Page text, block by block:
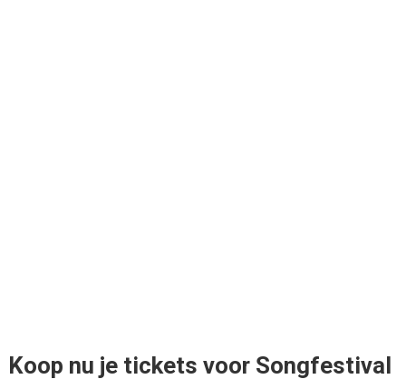
Koop nu je tickets voor Songfestival